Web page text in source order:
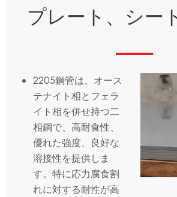
プレート、シー
2205鋼管は、オース
テナイト相とフェラ
イト相を併せ持つ二
相鋼で、高耐食性、
優れた強度、良好な
溶接性を提供しま
す。特に応力腐食割
れに対する耐性が高